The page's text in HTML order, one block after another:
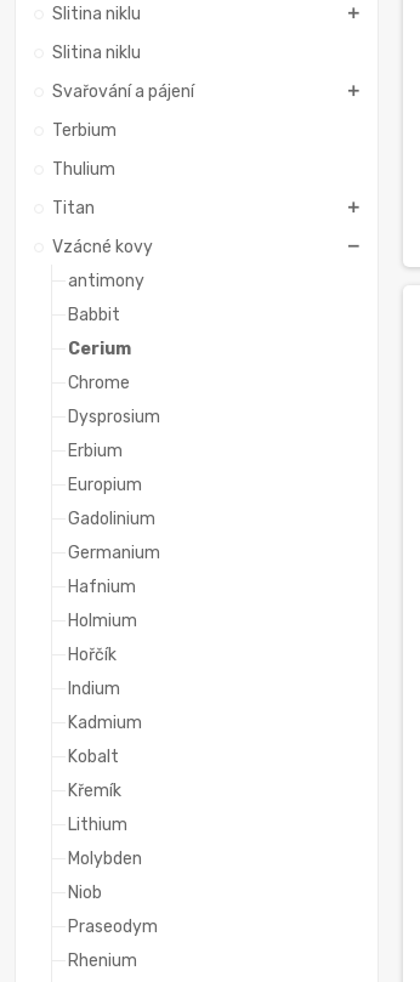
Slitina niklu
Slitina niklu
Svařování a pájení
Terbium
Thulium
Titan
Vzácné kovy
antimony
Babbit
Cerium
Chrome
Dysprosium
Erbium
Europium
Gadolinium
Germanium
Hafnium
Holmium
Hořčík
Indium
Kadmium
Kobalt
Křemík
Lithium
Molybden
Niob
Praseodym
Rhenium